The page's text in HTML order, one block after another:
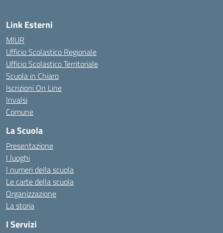
Link Esterni
MIUR
Ufficio Scolastico Regionale
Ufficio Scolastico Territoriale
Scuola in Chiaro
Iscrizioni On Line
Invalsi
Comune
La Scuola
Presentazione
I luoghi
I numeri della scuola
Le carte della scuola
Organizzazione
La storia
I Servizi